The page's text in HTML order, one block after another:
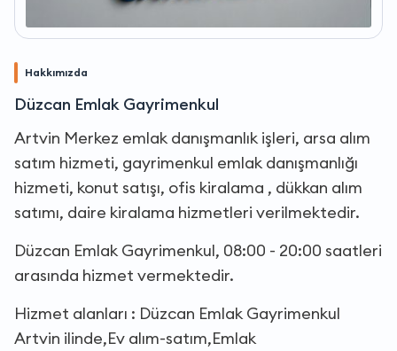
Hakkımızda
Düzcan Emlak Gayrimenkul
Artvin Merkez emlak danışmanlık işleri, arsa alım
satım hizmeti, gayrimenkul emlak danışmanlığı
hizmeti, konut satışı, ofis kiralama , dükkan alım
satımı, daire kiralama hizmetleri verilmektedir.
Düzcan Emlak Gayrimenkul, 08:00 - 20:00 saatleri
arasında hizmet vermektedir.
Hizmet alanları : Düzcan Emlak Gayrimenkul
Artvin ilinde,Ev alım-satım,Emlak